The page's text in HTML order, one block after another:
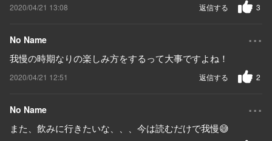
2020/04/21 13:08 3
返信する
No Name ...
我慢の時期なりの楽しみ方をするって大事ですよね！
2020/04/21 12:51 2
返信する
No Name ...
また、飲みに行きたいな、、、今は読むだけで我慢😅